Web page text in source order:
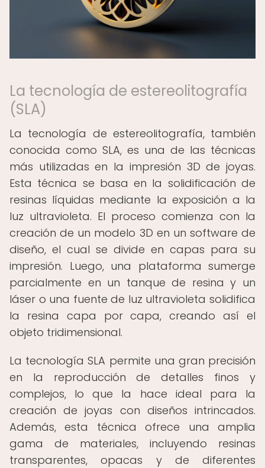
La tecnología de estereolitografía
(SLA)
La tecnología de estereolitografía, también
conocida como SLA, es una de las técnicas
más utilizadas en la impresión 3D de joyas.
Esta técnica se basa en la solidificación de
resinas líquidas mediante la exposición a la
luz ultravioleta. El proceso comienza con la
creación de un modelo 3D en un software de
diseño, el cual se divide en capas para su
impresión. Luego, una plataforma sumerge
parcialmente en un tanque de resina y un
láser o una fuente de luz ultravioleta solidifica
la resina capa por capa, creando así el
objeto tridimensional.
La tecnología SLA permite una gran precisión
en la reproducción de detalles finos y
complejos, lo que la hace ideal para la
creación de joyas con diseños intrincados.
Además, esta técnica ofrece una amplia
gama de materiales, incluyendo resinas
transparentes, opacas y de diferentes